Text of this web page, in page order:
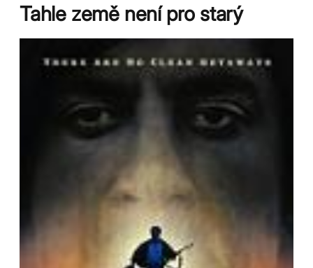
Tahle země není pro starý